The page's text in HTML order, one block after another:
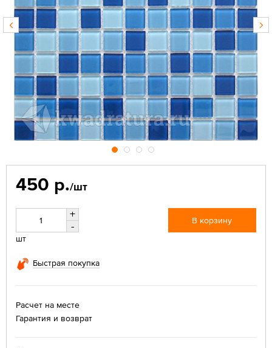
450 р./шт
+
-
шт
В корзину
Быстрая покупка
Расчет на месте
Гарантия и возврат